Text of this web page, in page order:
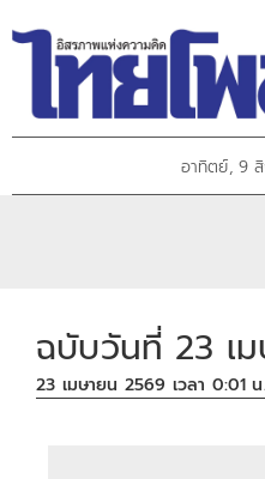
อาทิตย์, 9
ฉบับวันที่ 23 เ
23 เมษายน 2569 เวลา 0:01 น.